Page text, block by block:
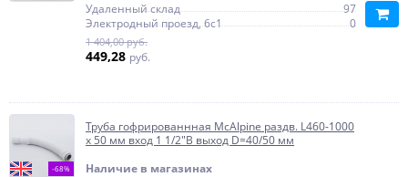
Удаленный склад
97
Электродный проезд, 6с1
0
1 404,00 руб.
449,28 руб.
-68%
Труба гофрированнная McAlpine раздв. L460-1000
х 50 мм вход 1 1/2"В выход D=40/50 мм
Наличие в магазинах